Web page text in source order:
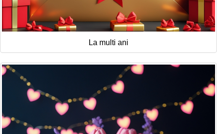
La multi ani